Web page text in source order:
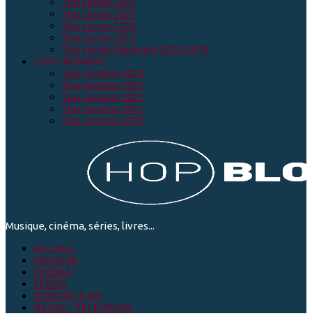
Top séries 2021
Top séries 2020
Top séries 2019
Top séries décennie 2010-2019
TOPS ROMANS
Top romans 2024
Top romans 2023
Top romans 2022
Top romans 2021
Top romans 2020
Musique, cinéma, séries, livres...
ACCUEIL
MUSIQUE
CINEMA
SÉRIES
ROMANS & BD
RADIO - TELEVISION